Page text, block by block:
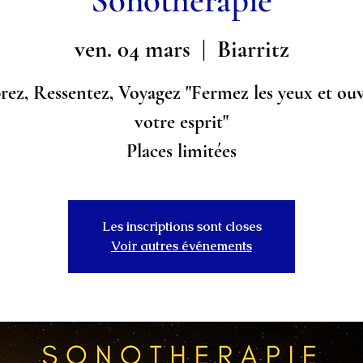
ven. 04 mars
  |
Biarritz
Ressentez, Voyagez "Fermez les yeux et
votre esprit"
Places limitées
Les inscriptions sont closes
Voir autres événements